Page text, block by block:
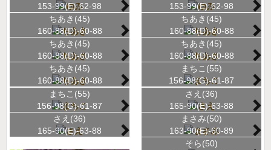
153-99(E)-62-98
153-99(E)-62-98
ちあき(45)
160-88(D)-60-88
ちあき(45)
160-88(D)-60-88
ちあき(45)
160-88(D)-60-88
ちあき(45)
160-88(D)-60-88
ちあき(45)
160-88(D)-60-88
まちこ(55)
156-98(G)-61-87
まちこ(55)
156-98(G)-61-87
さえ(36)
165-90(E)-63-88
さえ(36)
165-90(E)-63-88
まさみ(50)
163-90(E)-60-89
そら(50)